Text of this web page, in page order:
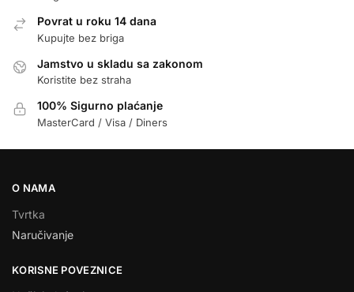
Povrat u roku 14 dana
Kupujte bez briga
Jamstvo u skladu sa zakonom
Koristite bez straha
100% Sigurno plaćanje
MasterCard / Visa / Diners
O NAMA
Tvrtka
Naručivanje
KORISNE POVEZNICE